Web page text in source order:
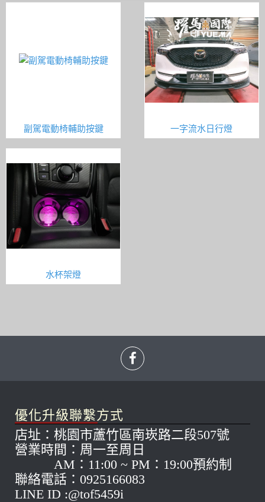
副駕電動椅輔助按鍵 一字流水日行燈
水杯架燈
優化升級聯繫方式
店址：桃園市蘆竹區南崁路二段507號
營業時間：周一至周日
AM：11:00 ~ PM：19:00預約制
聯絡電話：0925166083
LINE ID :@tof5459i